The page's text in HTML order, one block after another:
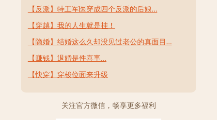
【反派】特工军医穿成四个反派的后娘...
【穿越】我的人生就是挂！
【隐婚】结婚这么久却没见过老公的真面目...
【赚钱】退婚是件喜事...
【快穿】穿梭位面来升级
关注官方微信，畅享更多福利